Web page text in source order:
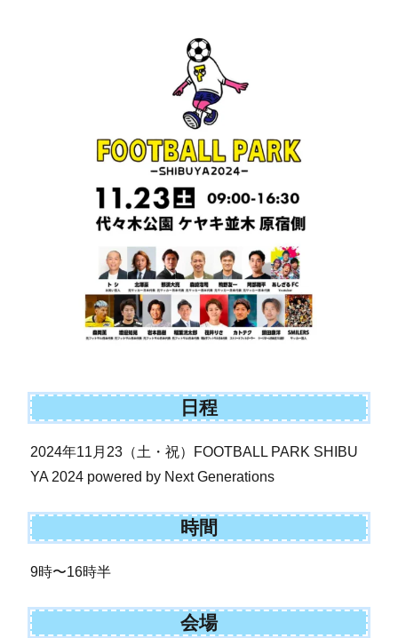
日程
2024年11月23（土・祝）FOOTBALL PARK SHIBU
YA 2024 powered by Next Generations
時間
9時〜16時半
会場